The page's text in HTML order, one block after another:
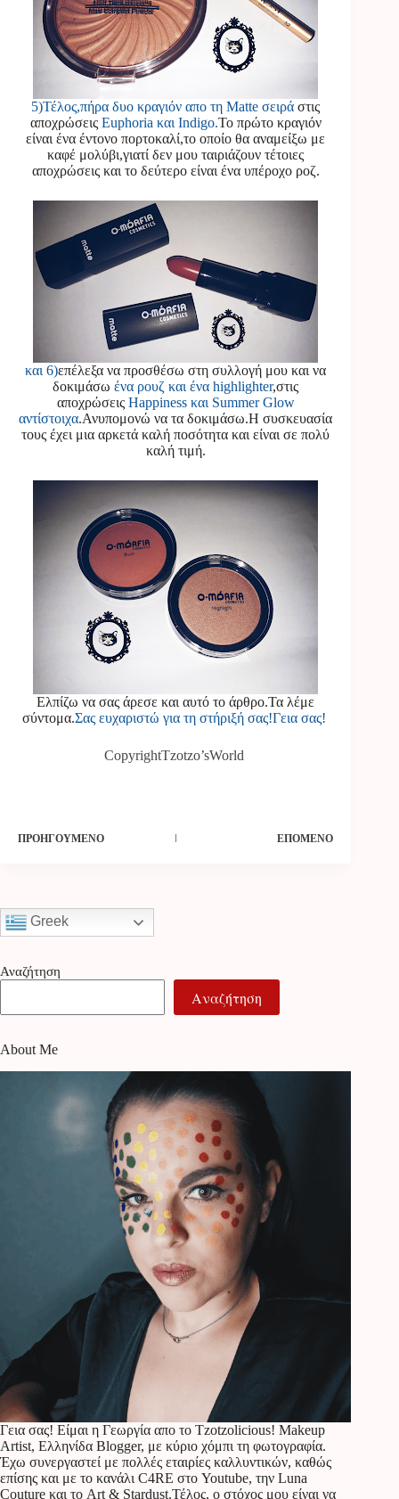
5)Τέλος,πήρα δυο κραγιόν απο τη Matte σειρά στις
αποχρώσειςEuphoria και Indigo.Το πρώτο κραγιόν
είναι ένα έντονο πορτοκαλί,το οποίο θα αναμείξω με
καφέ μολύβι,γιατί δεν μου ταιριάζουν τέτοιες
αποχρώσεις και το δεύτερο είναι ένα υπέροχο ροζ.
και 6)επέλεξα να προσθέσω στη συλλογή μου και να
δοκιμάσω ένα ρουζ και ένα highlighter,στις
αποχρώσειςHappiness και Summer Glow
αντίστοιχα.Ανυπομονώ να τα δοκιμάσω.Η συσκευασία
τους έχει μια αρκετά καλή ποσότητα και είναι σε πολύ
καλή τιμή.
Ελπίζω να σας άρεσε και αυτό το άρθρο.Τα λέμε
σύντομα.Σας ευχαριστώ για τη στήριξή σας!Γεια σας!
CopyrightTzotzo’sWorld
ΠΡΟΗΓΟΎΜΕΝΟ ΕΠΌΜΕΝΟ
Greek
Αναζήτηση
Αναζήτηση
About Me
Γεια σας! Είμαι η Γεωργία απο το Tzotzolicious! Makeup
Artist, Ελληνίδα Blogger, με κύριο χόμπι τη φωτογραφία.
Έχω συνεργαστεί με πολλές εταιρίες καλλυντικών, καθώς
επίσης και με το κανάλι C4RE στο Youtube, την Luna
Couture και το Art & Stardust.Τέλος, ο στόχος μου είναι να